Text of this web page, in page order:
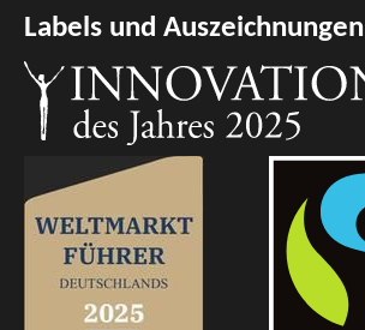
Labels und Auszeichnungen